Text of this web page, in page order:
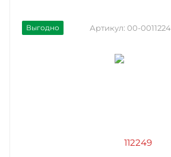
Выгодно Артикул: 00-